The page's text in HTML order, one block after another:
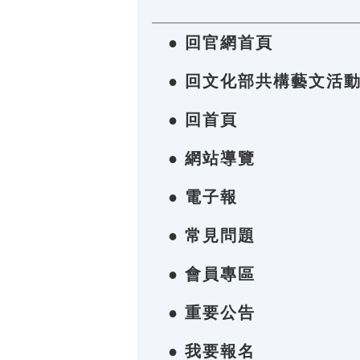
● 回官網首頁
● 回文化部共構藝文活
● 回首頁
● 網站導覽
● 電子報
● 常見問題
● 會員專區
● 重要公告
● 我要報名